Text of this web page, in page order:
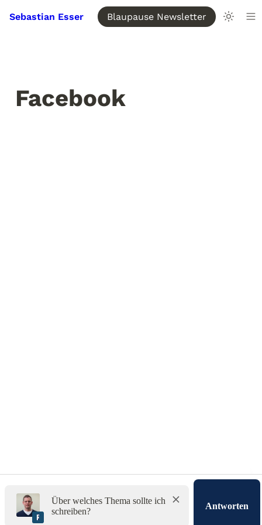
Sebastian Esser Blaupause Newsletter
Facebook
Impressum
Über welches Thema sollte ich
schreiben?
Antworten